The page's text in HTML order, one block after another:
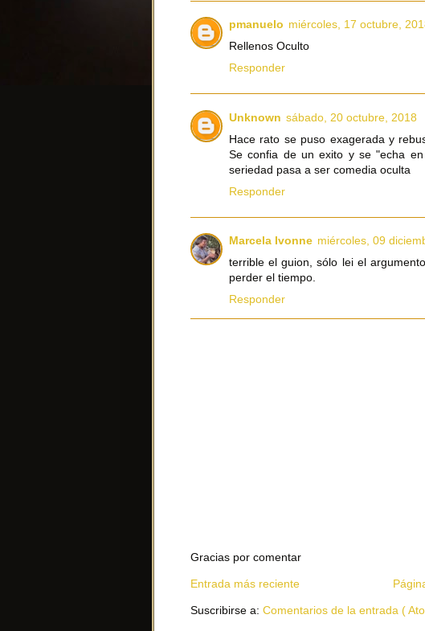
pmanuelo miércoles, 17 octubre,
Rellenos Oculto
Responder
Unknown sábado, 20 octubre, 2018
Hace rato se puso exagerada y
Se confia de un exito y se "echa
seriedad pasa a ser comedia oculta
Responder
Marcela Ivonne miércoles, 09
terrible el guion, sólo lei el
perder el tiempo.
Responder
Gracias por comentar
Entrada más reciente
Suscribirse a: Comentarios de la entrada (